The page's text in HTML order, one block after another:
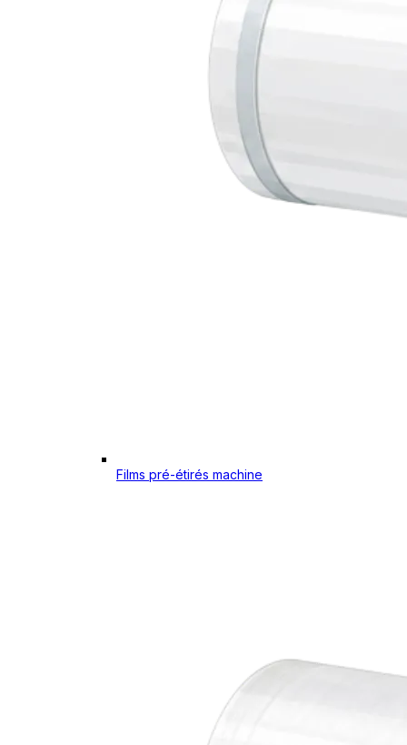
Films pré-étirés machine